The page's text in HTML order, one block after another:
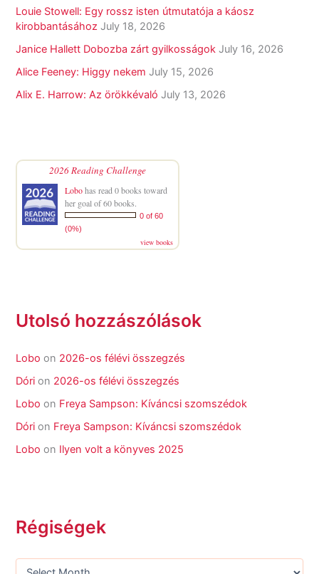
Louie Stowell: Egy ​rossz isten útmutatója a káosz
kirobbantásához July 18, 2026
Janice Hallett Dobozba zárt gyilkosságok July 16, 2026
Alice Feeney: Higgy nekem July 15, 2026
Alix E. Harrow: Az örökkévaló July 13, 2026
2026 Reading Challenge
Lobohas read 0 books toward
her goal of 60 books.
0 of 60
(0%)
view books
Utolsó hozzászólások
Lobo on 2026-os félévi összegzés
Dóri on 2026-os félévi összegzés
Lobo on Freya Sampson: Kíváncsi szomszédok
Dóri on Freya Sampson: Kíváncsi szomszédok
Lobo on Ilyen volt a könyves 2025
Régiségek